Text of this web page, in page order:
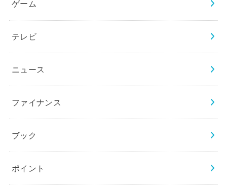
ゲーム
テレビ
ニュース
ファイナンス
ブック
ポイント